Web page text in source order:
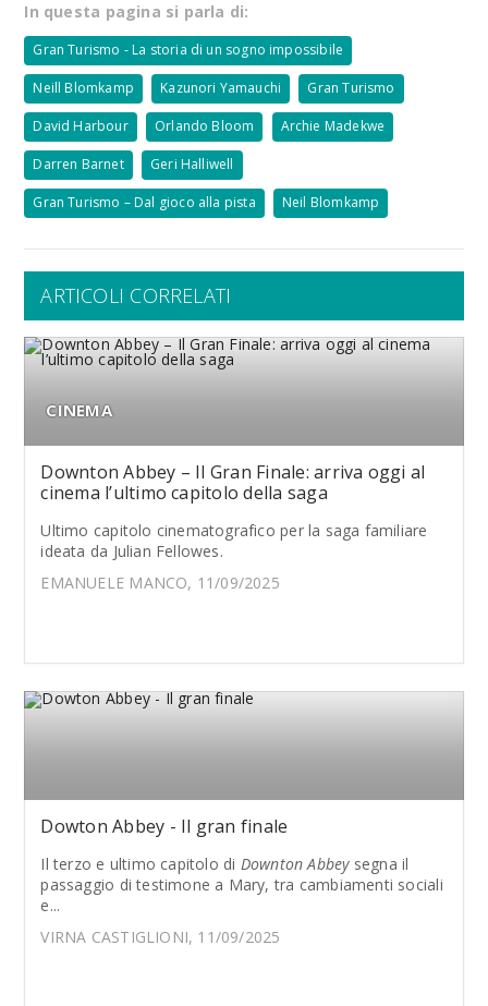
In questa pagina si parla di:
Gran Turismo - La storia di un sogno impossibile
Neill Blomkamp Kazunori Yamauchi Gran Turismo
David Harbour Orlando Bloom Archie Madekwe
Darren Barnet Geri Halliwell
Gran Turismo – Dal gioco alla pista Neil Blomkamp
ARTICOLI CORRELATI
CINEMA
Downton Abbey – Il Gran Finale: arriva oggi al
cinema l’ultimo capitolo della saga
Ultimo capitolo cinematografico per la saga familiare
ideata da Julian Fellowes.
EMANUELE MANCO, 11/09/2025
Dowton Abbey - Il gran finale
Il terzo e ultimo capitolo di Downton Abbeysegna il
passaggio di testimone a Mary, tra cambiamenti sociali
e...
VIRNA CASTIGLIONI, 11/09/2025